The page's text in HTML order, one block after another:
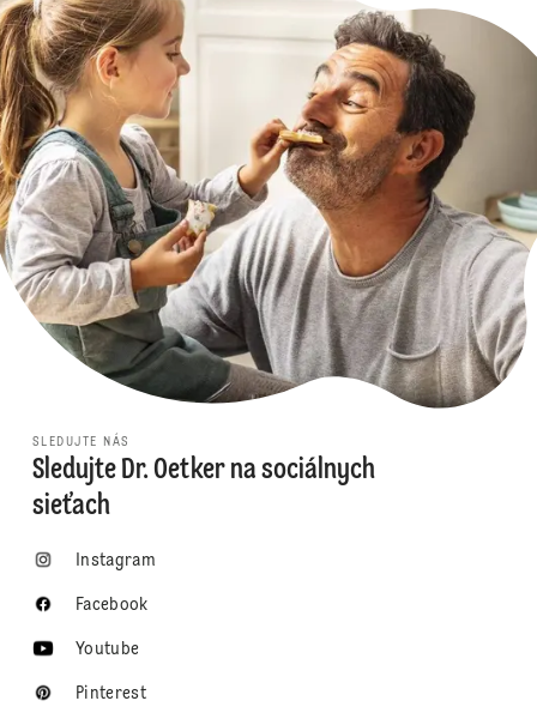
SLEDUJTE NÁS
Sledujte Dr. Oetker na sociálnych
sieťach
Instagram
Facebook
Youtube
Pinterest